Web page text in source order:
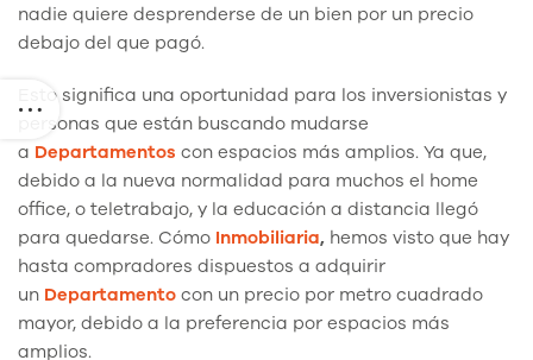
nadie quiere desprenderse de un bien por un precio
debajo del que pagó.
Esto significa una oportunidad para los inversionistas y
personas que están buscando mudarse
a Departamentos con espacios más amplios. Ya que,
debido a la nueva normalidad para muchos el home
office, o teletrabajo, y la educación a distancia llegó
para quedarse. Cómo Inmobiliaria, hemos visto que hay
hasta compradores dispuestos a adquirir
un Departamento con un precio por metro cuadrado
mayor, debido a la preferencia por espacios más
amplios.